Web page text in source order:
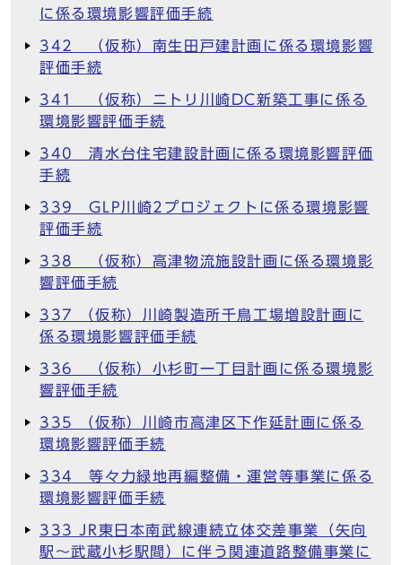
に係る環境影響評価手続
342 （仮称）南生田戸建計画に係る環境影響
評価手続
341 （仮称）ニトリ川崎DC新築工事に係る
環境影響評価手続
340 清水台住宅建設計画に係る環境影響評価
手続
339 GLP川崎2プロジェクトに係る環境影響
評価手続
338 （仮称）高津物流施設計画に係る環境影
響評価手続
337 （仮称）川崎製造所千鳥工場増設計画に
係る環境影響評価手続
336 （仮称）小杉町一丁目計画に係る環境影
響評価手続
335 （仮称）川崎市高津区下作延計画に係る
環境影響評価手続
334 等々力緑地再編整備・運営等事業に係る
環境影響評価手続
333 JR東日本南武線連続立体交差事業（矢向
駅～武蔵小杉駅間）に伴う関連道路整備事業に